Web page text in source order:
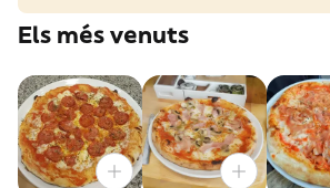
Els més venuts